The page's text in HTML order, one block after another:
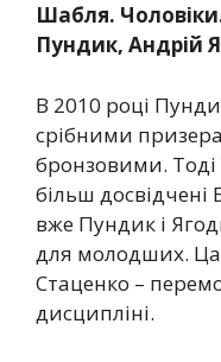
Шабля.
Пундик, Андрій
В 2010 році
срібними
бронзовими.
більш досвідчені
вже Пундик і
для молодших.
Стаценко –
дисципліні.